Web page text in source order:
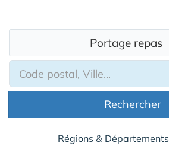
Portage repas
Rechercher
Régions & Départements